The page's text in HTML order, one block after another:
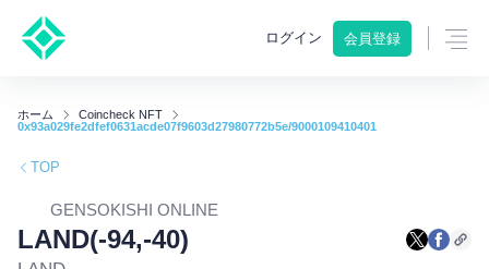
ログイン 会員登録
ホーム
Coincheck NFT
0x93a029fe2dfef0631acde07f9603d27980772b5e/9000109410401
TOP
GENSOKISHI ONLINE
LAND(-94,-40)